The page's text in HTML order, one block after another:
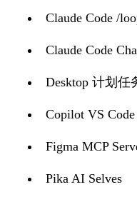
Claude Code /
Claude Code
Desktop 计划
Copilot VS
Figma MCP
Pika AI Selves